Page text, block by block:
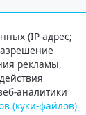
(IP-адрес;
рекламы,
аналитики
(куки-файлов)